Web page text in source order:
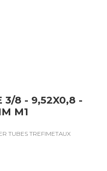
3/8 - 9,52X0,8 -
M1
TUBES TREFIMETAUX